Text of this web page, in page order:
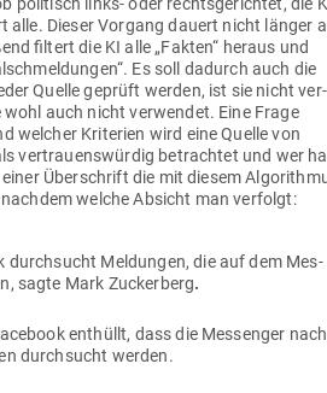
alle. Dieser Vorgang dauert nicht länger
filtert die KI alle „Fakten“ heraus und
Es soll dadurch auch die
Quelle geprüft werden, ist sie nicht ver­
auch nicht ver­wendet. Eine Frage
welcher Kri­terien wird eine Quelle von
ver­trau­ens­würdig betrachtet und wer
einer Über­schrift die mit diesem
welche Absicht man verfolgt:
durch­sucht Mel­dungen, die auf dem Mes­
sagte Mark Zuckerberg.
ent­hüllt, dass die Mes­senger nach
durch­sucht werden.